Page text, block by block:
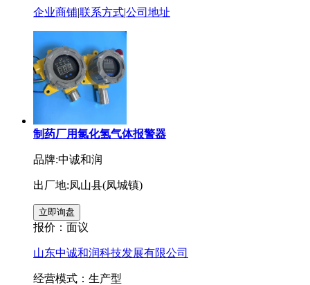
企业商铺|联系方式|公司地址
制药厂用氯化氢气体报警器
品牌:中诚和润
出厂地:凤山县(凤城镇)
报价： 面议
山东中诚和润科技发展有限公司
经营模式：生产型